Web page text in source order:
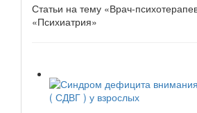
Статьи на тему «Врач-
«Психиатрия»